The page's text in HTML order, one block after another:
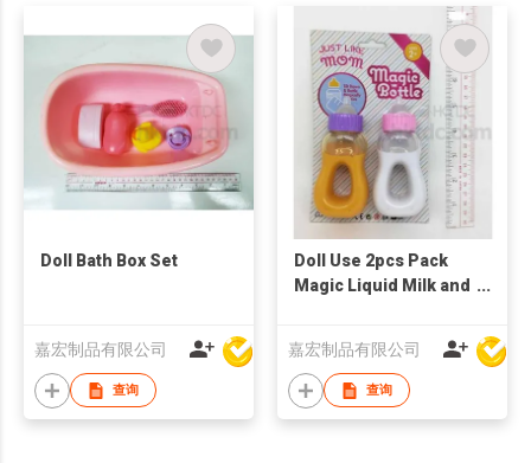
Doll Bath Box Set
嘉宏制品有限公司
查询
Doll Use 2pcs Pack
Magic Liquid Milk and
嘉宏制品有限公司
查询